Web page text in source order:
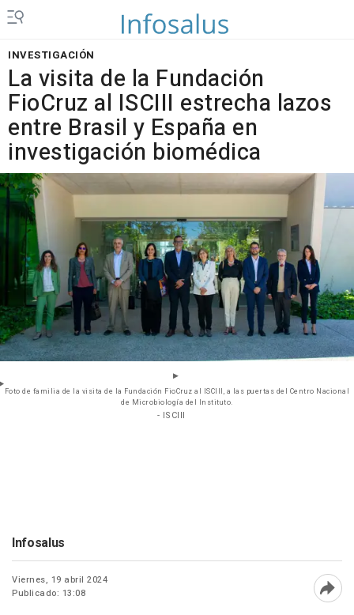
INVESTIGACIÓN
La visita de la Fundación
FioCruz al ISCIII estrecha lazos
entre Brasil y España en
investigación biomédica
Foto de familia de la visita de la Fundación FioCruz al ISCIII, a las puertas del Centro Nacional
de Microbiología del Instituto.
- ISCIII
Infosalus
Viernes, 19 abril 2024
Publicado: 13:08